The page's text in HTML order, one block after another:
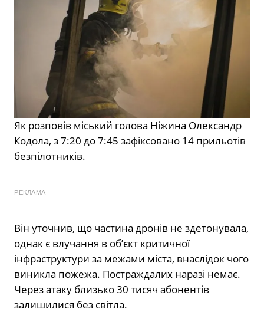
Як розповів міський голова Ніжина Олександр
Кодола, з 7:20 до 7:45 зафіксовано 14 прильотів
безпілотників.
РЕКЛАМА
Він уточнив, що частина дронів не здетонувала,
однак є влучання в об’єкт критичної
інфраструктури за межами міста, внаслідок чого
виникла пожежа. Постраждалих наразі немає.
Через атаку близько 30 тисяч абонентів
залишилися без світла.